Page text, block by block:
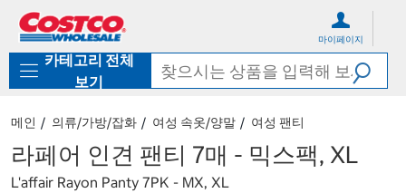
로
기
가
마이페이지
카테고리 전체
보기
메인 의류/가방/잡화 여성 속옷/양말 여성 팬티
라페어 인견 팬티 7매 - 믹스팩, XL
L'affair Rayon Panty 7PK - MX, XL